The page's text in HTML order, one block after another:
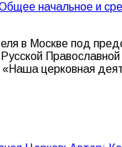
начальное и
в Москве под
церковная